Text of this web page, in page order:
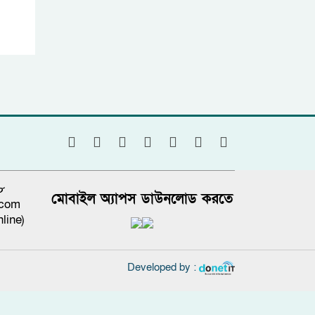
মোবাইল অ্যাপস ডাউনলোড করতে
Developed by :